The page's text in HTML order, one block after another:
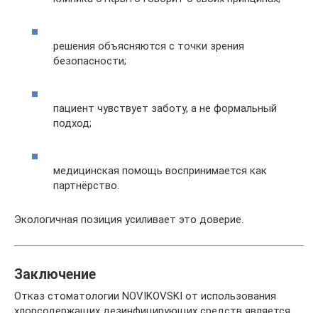
решения объясняются с точки зрения
безопасности;
пациент чувствует заботу, а не формальный
подход;
медицинская помощь воспринимается как
партнёрство.
Экологичная позиция усиливает это доверие.
Заключение
Отказ стоматологии NOVIKOVSKI от использования